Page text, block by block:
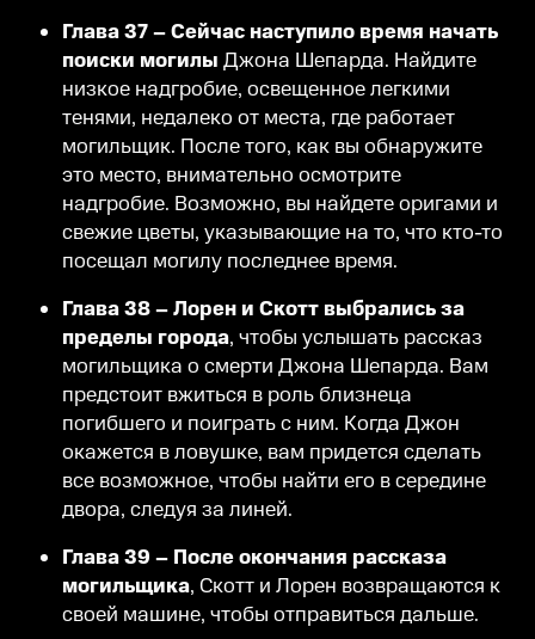
Глава 37 – Сейчас наступило время начать
поиски могилы Джона Шепарда. Найдите
низкое надгробие, освещенное легкими
тенями, недалеко от места, где работает
могильщик. После того, как вы обнаружите
это место, внимательно осмотрите
надгробие. Возможно, вы найдете оригами и
свежие цветы, указывающие на то, что кто-то
посещал могилу последнее время.
Глава 38 – Лорен и Скотт выбрались за
пределы города, чтобы услышать рассказ
могильщика о смерти Джона Шепарда. Вам
предстоит вжиться в роль близнеца
погибшего и поиграть с ним. Когда Джон
окажется в ловушке, вам придется сделать
все возможное, чтобы найти его в середине
двора, следуя за линей.
Глава 39 – После окончания рассказа
могильщика, Скотт и Лорен возвращаются к
своей машине, чтобы отправиться дальше.